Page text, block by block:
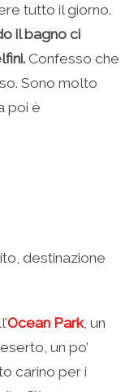
tutto il giorno.
il bagno ci
Confesso che
Sono molto
poi è
destinazione
Ocean Park, un
un po’
carino per i